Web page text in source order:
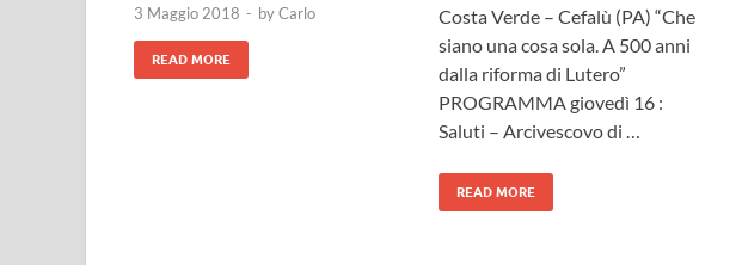
3 Maggio 2018 - byCarlo
READ MORE
Costa Verde – Cefalù (PA) “Che
siano una cosa sola. A 500 anni
dalla riforma di Lutero”
PROGRAMMA giovedì 16 :
Saluti – Arcivescovo di …
READ MORE